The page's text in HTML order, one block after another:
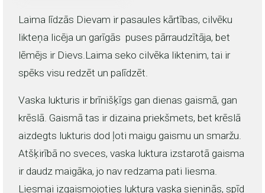
Laima līdzās Dievam ir pasaules kārtības, cilvēku
likteņa licēja un garīgās puses pārraudzītāja, bet
lēmējs ir Dievs.Laima seko cilvēka liktenim, tai ir
spēks visu redzēt un palīdzēt.
Vaska lukturis ir brīnišķīgs gan dienas gaismā, gan
krēslā. Gaismā tas ir dizaina priekšmets, bet krēslā
aizdegts lukturis dod ļoti maigu gaismu un smaržu.
Atšķirībā no sveces, vaska luktura izstarotā gaisma
ir daudz maigāka, jo nav redzama pati liesma.
Liesmai izgaismojoties luktura vaska sieniņās, spīd